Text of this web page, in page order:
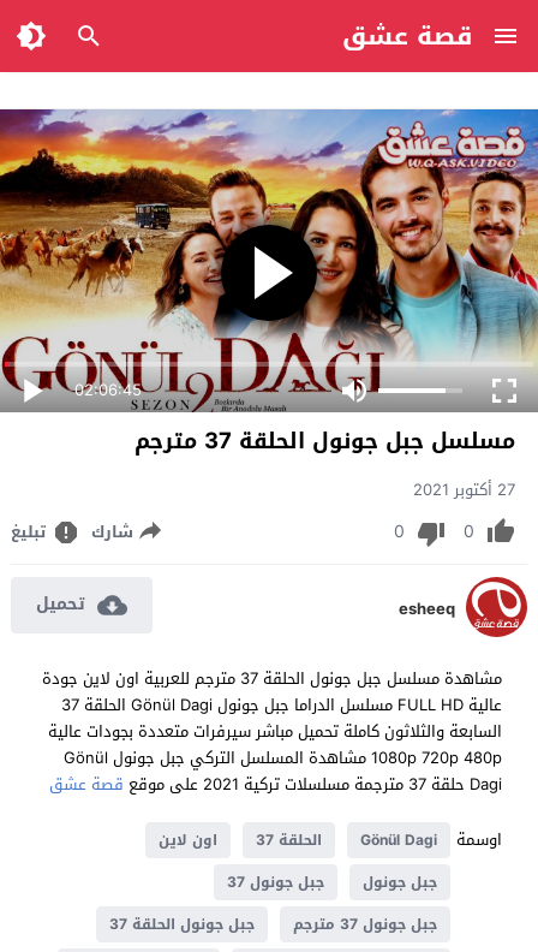
قصة عشق
02:06:45
مسلسل جبل جونول الحلقة 37 مترجم
27 أكتوبر 2021
0
0 شارك تبليغ
esheeq تحميل
مشاهدة مسلسل جبل جونول الحلقة 37 مترجم للعربية اون لاين جودة
عالية FULL HD مسلسل الدراما جبل جونول Gönül Dagi الحلقة 37
السابعة والثلاثون كاملة تحميل مباشر سيرفرات متعددة بجودات عالية
1080p 720p 480p مشاهدة المسلسل التركي جبل جونول Gönül
Dagi حلقة 37 مترجمة مسلسلات تركية 2021 على موقع
قصة عشق
اوسمة
Gönül Dagi الحلقة 37
اون لاين
جبل جونول
جبل جونول 37
جبل جونول 37 مترجم
جبل جونول الحلقة 37